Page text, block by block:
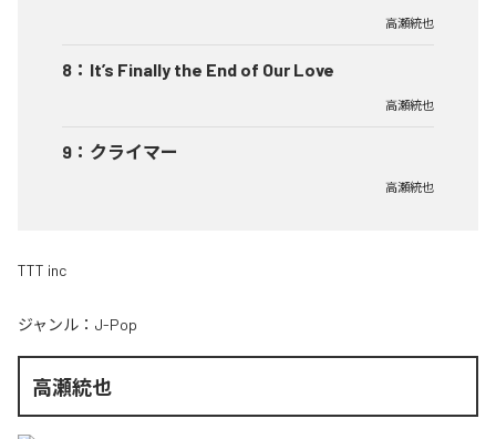
高瀬統也
8 ： It’s Finally the End of Our Love
高瀬統也
9 ： クライマー
高瀬統也
TTT inc
ジャンル： J-Pop
高瀬統也